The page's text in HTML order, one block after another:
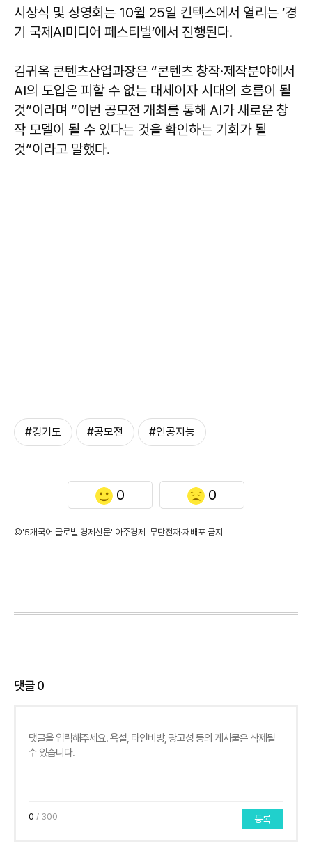
시상식 및 상영회는 10월 25일 킨텍스에서 열리는 ‘경
기 국제AI미디어 페스티벌’에서 진행된다.
김귀옥 콘텐츠산업과장은 “콘텐츠 창작·제작분야에서
AI의 도입은 피할 수 없는 대세이자 시대의 흐름이 될
것”이라며 “이번 공모전 개최를 통해 AI가 새로운 창
작 모델이 될 수 있다는 것을 확인하는 기회가 될
것”이라고 말했다.
#경기도 #공모전 #인공지능
0 0
©'5개국어 글로벌 경제신문' 아주경제. 무단전재·재배포 금지
댓글0
0 / 300 등록